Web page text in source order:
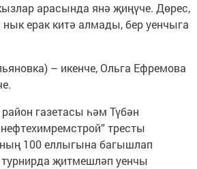
арасында янә җиңүче. Дөрес,
ерак китә алмады, бер уенчыга
– икенче, Ольга Ефремова
газетасы һәм Түбән
тресты
100 еллыгына багышлап
җитмешләп уенчы